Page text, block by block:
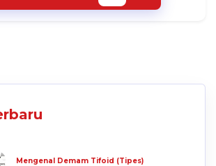
Mengenal Demam Tifoid (Tipes)